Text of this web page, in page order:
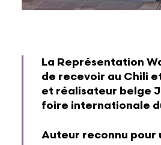
La Représentation
de recevoir au Chili
et réalisateur belge
foire internationale
Auteur reconnu pour